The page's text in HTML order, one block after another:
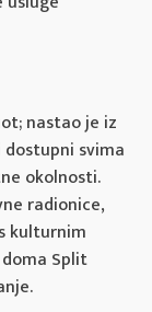
nastao je iz
svima
okolnosti.
radionice,
kulturnim
Split